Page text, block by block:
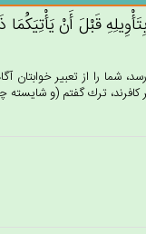
بِتَأْوِيلِه‌ِ قَبْل‌َ أَنْ‌
شما را از تعبير
كافرند، ترك گفتم (و شايسته